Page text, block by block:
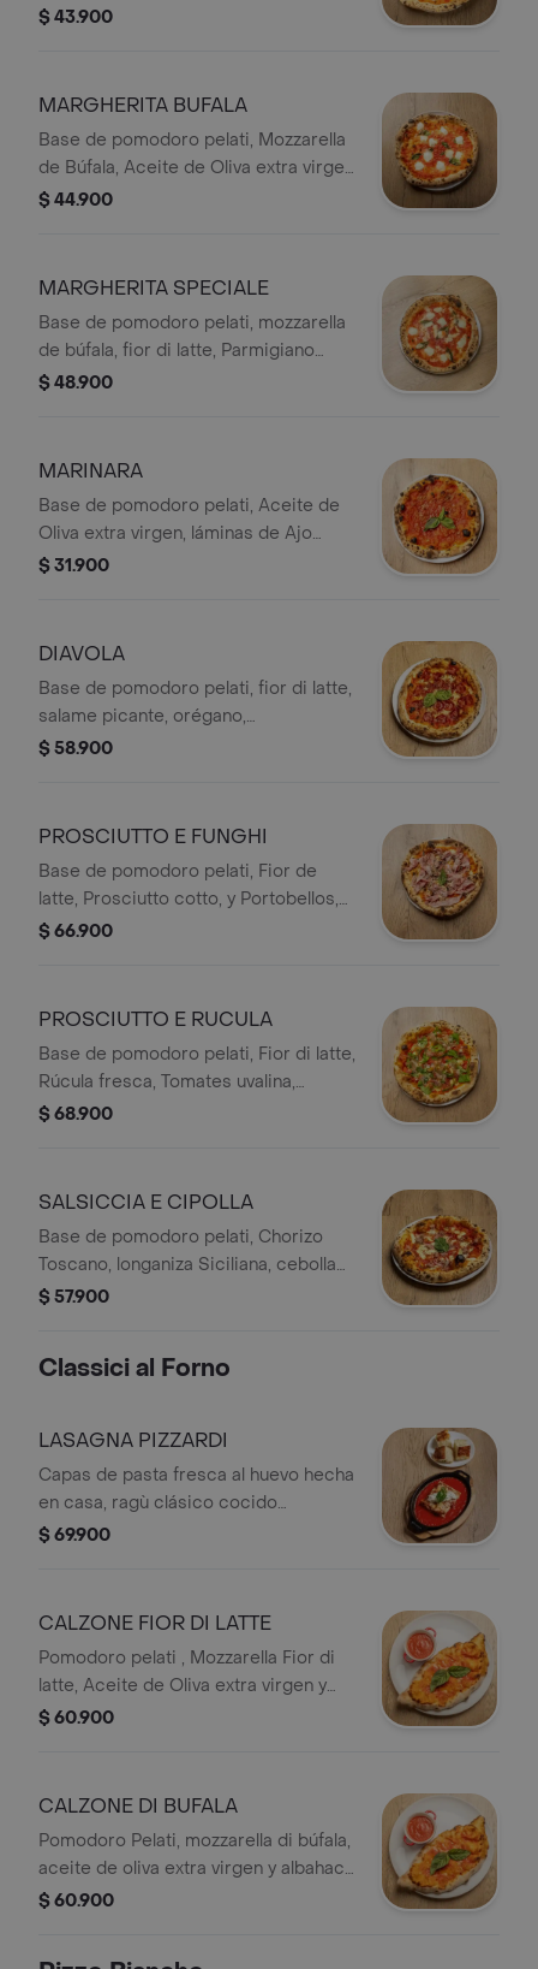
virgen y albahaca fresca
$ 43.900
MARGHERITA BUFALA
Base de pomodoro pelati, Mozzarella
de Búfala, Aceite de Oliva extra virgen
y albahaca fresca.
$ 44.900
MARGHERITA SPECIALE
​​Base de pomodoro pelati, mozzarella
de búfala, fior di latte, Parmigiano
Reggiano de 18 meses de
$ 48.900
MARINARA
​Base de pomodoro pelati, Aceite de
Oliva extra virgen, láminas de Ajo
crocante, albahaca y Orégano seco.
$ 31.900
DIAVOLA
​Base de pomodoro pelati, fior di latte,
salame picante, orégano,
peperoncino y albahaca fresca.
$ 58.900
PROSCIUTTO E FUNGHI
Base de pomodoro pelati, Fior de
latte, Prosciutto cotto, y Portobellos,
Orégano seco, Albahaca y Aceite de
$ 66.900
PROSCIUTTO E RUCULA
Base de pomodoro pelati, Fior di latte,
Rúcula fresca, Tomates uvalina,
Prosciutto crudo 9 meses, y lascas
$ 68.900
SALSICCIA E CIPOLLA
Base de pomodoro pelati, Chorizo
Toscano, longaniza Siciliana, cebolla
morada en plumas, orégano seco, y
$ 57.900
Classici al Forno
LASAGNA PIZZARDI
Capas de pasta fresca al huevo hecha
en casa, ragù clásico cocido
lentamente durante 4 horas y
Parmigiano Reggiano. Terminada con
acompañada de focaccia artesanal.
$ 69.900
CALZONE FIOR DI LATTE
​Pomodoro pelati , Mozzarella Fior di
latte, Aceite de Oliva extra virgen y
albahaca fresca.
$ 60.900
CALZONE DI BUFALA
Pomodoro Pelati, mozzarella di búfala,
aceite de oliva extra virgen y albahaca
fresca.
$ 60.900